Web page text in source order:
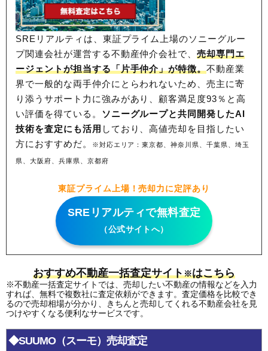
SREリアルティは、東証プライム上場のソニーグルー
プ関連会社が運営する不動産仲介会社で、売却専門エ
ージェントが担当する「片手仲介」が特徴。不動産業
界で一般的な両手仲介にとらわれないため、売主に寄
り添うサポート力に強みがあり、顧客満足度93％と高
い評価を得ている。 ソニーグループと共同開発したAI
技術を査定にも活用 しており、高値売却を目指したい
方におすすめだ。
※対応エリア：東京都、神奈川県、千葉県、埼玉
県、大阪府、兵庫県、京都府
東証プライム上場！売却力に定評あり
SREリアルティで無料査定
（公式サイトへ）
おすすめ不動産一括査定サイト※はこちら
※不動産一括査定サイトでは、売却したい不動産の情報などを入力
すれば、無料で複数社に査定依頼ができます。査定価格を比較でき
るので売却相場が分かり、きちんと売却してくれる不動産会社を見
つけやすくなる便利なサービスです。
◆SUUMO（スーモ）売却査定